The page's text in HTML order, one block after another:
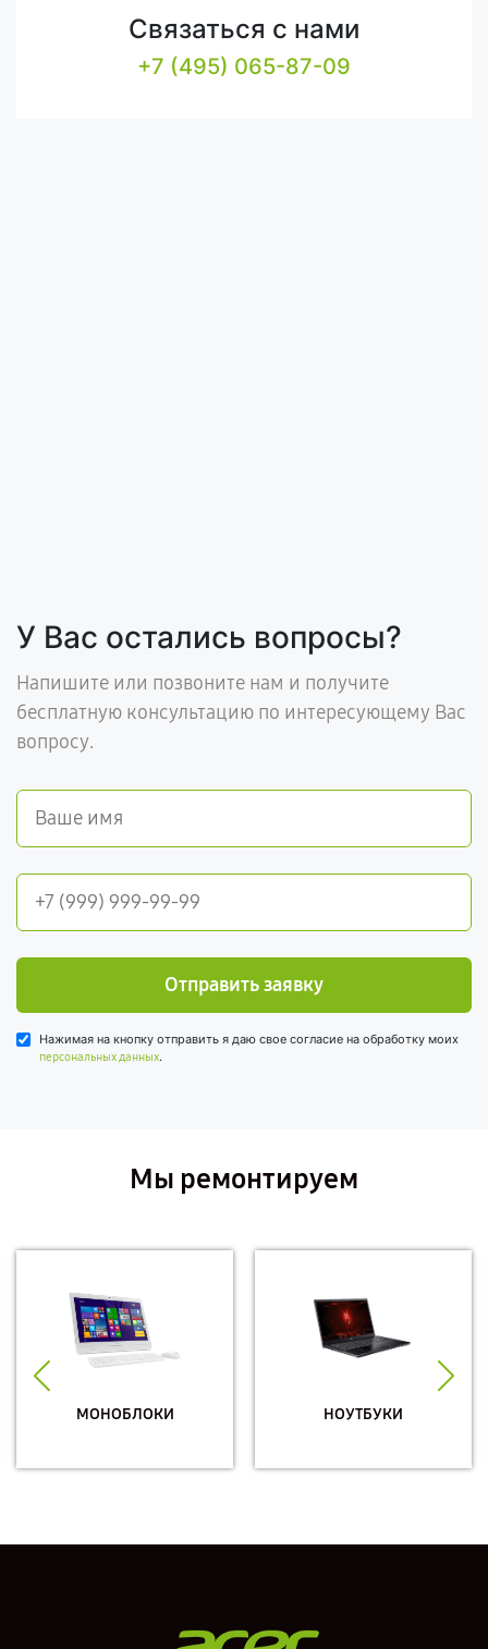
Связаться с нами
+7 (495) 065-87-09
У Вас остались вопросы?
Напишите или позвоните нам и получите
бесплатную консультацию по интересующему Вас
вопросу.
Отправить заявку
Нажимая на кнопку отправить я даю свое согласие на обработку моих
персональных данных.
Мы ремонтируем
МОНОБЛОКИ НОУТБУКИ